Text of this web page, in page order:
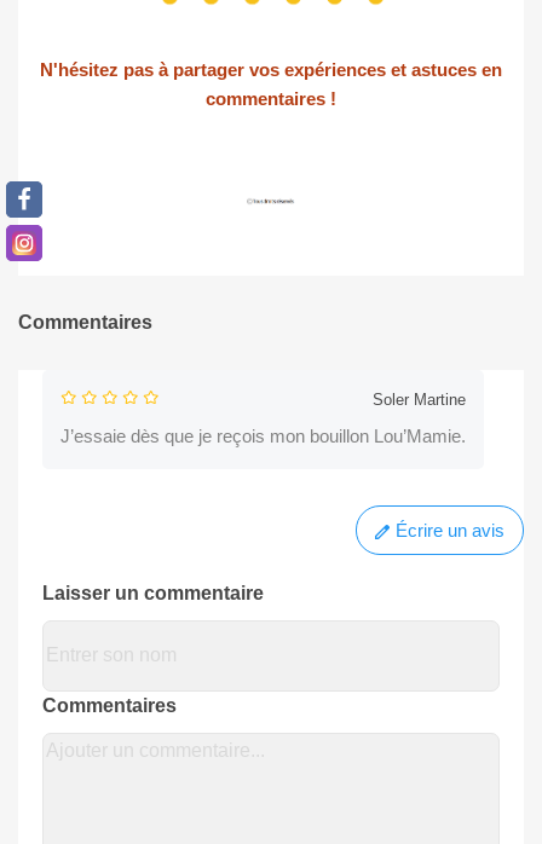
N'hésitez pas à partager vos expériences et astuces en
commentaires !
Commentaires
Soler Martine
J’essaie dès que je reçois mon bouillon Lou’Mamie.
Écrire un avis
Laisser un commentaire
Commentaires